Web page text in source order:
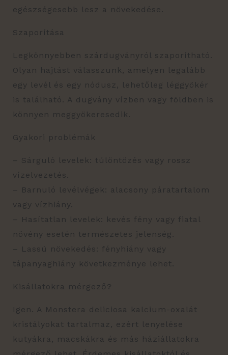
egészségesebb lesz a növekedése.
Szaporítása
Legkönnyebben szárdugványról szaporítható.
Olyan hajtást válasszunk, amelyen legalább
egy levél és egy nódusz, lehetőleg léggyökér
is található. A dugvány vízben vagy földben is
könnyen meggyökeresedik.
Gyakori problémák
– Sárguló levelek: túlöntözés vagy rossz
vízelvezetés.
– Barnuló levélvégek: alacsony páratartalom
vagy vízhiány.
– Hasítatlan levelek: kevés fény vagy fiatal
növény esetén természetes jelenség.
– Lassú növekedés: fényhiány vagy
tápanyaghiány következménye lehet.
Kisállatokra mérgező?
Igen. A Monstera deliciosa kalcium-oxalát
kristályokat tartalmaz, ezért lenyelése
kutyákra, macskákra és más háziállatokra